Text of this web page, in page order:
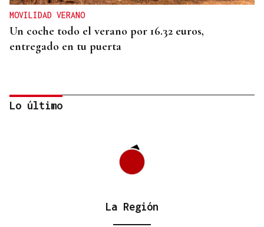
MOVILIDAD VERANO
Un coche todo el verano por 16.32 euros,
entregado en tu puerta
Lo último
La Región